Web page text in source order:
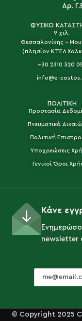
Αρ.
ΦΥΣΙΚΟ
9 χιλ.
Θεσσαλονίκης -
(πλησίον ΚΤΕΛ
+30 2310 320
info@e-
ΠΟΛΙΤΙΚΗ
Προστασία
Πνευματικά
Πολιτική
Υποχρεώσεις
Γενικοί Όροι
Κάνε
newsletter
© Copyright 2025